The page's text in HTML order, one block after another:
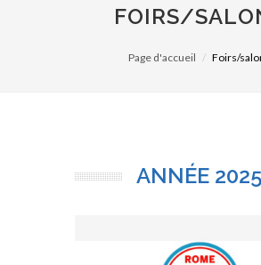
FOIRS/
Page d'accueil Foirs/
ANNÉE 2025